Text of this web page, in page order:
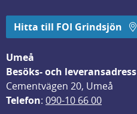
Hitta till FOI Grindsjön
Umeå
Besöks- och leveransadress
Cementvägen 20, Umeå
Telefon: 090-10 66 00